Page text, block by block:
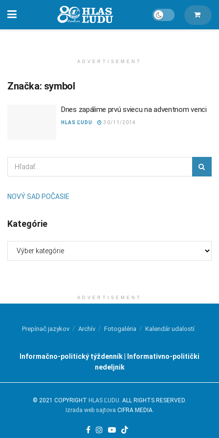
ADVERTISEMENT
Značka: symbol
Dnes zapálime prvú sviecu na adventnom venci
HLAS ĽUDU 30/11/2014
NOVÝ SAD POČASIE
Kategórie
ADVERTISEMENT
Prepínač jazykov Archív Fotogaléria Kalendár udalostí
Informačno-politický týždenník | Informativno-politički
nedeljnik
© 2021 COPYRIGHT HLAS ĽUDU . ALL RIGHTS RESERVED.
Izrada web sajtova CIFRA MEDIA.